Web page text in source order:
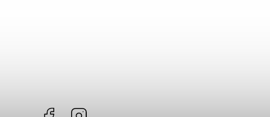
Facebook